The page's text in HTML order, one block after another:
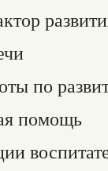
по
помощь